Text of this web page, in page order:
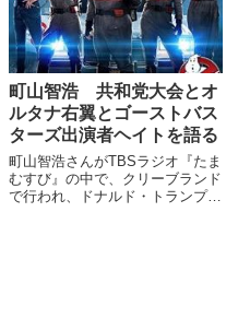
町山智浩 共和党大会とオ
ルタナ右翼とゴーストバス
ターズ出演者ヘイトを語る
町山智浩さんがTBSラジオ『たま
むすび』の中で、クリーブランド
で行われ、ドナルド・トランプが